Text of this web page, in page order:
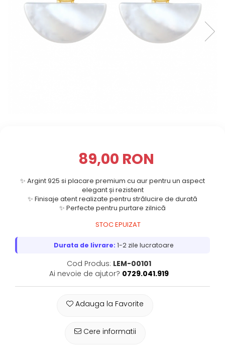
89,00 RON
✨ Argint 925 si placare premium cu aur pentru un aspect
elegant și rezistent
✨ Finisaje atent realizate pentru strălucire de durată
✨ Perfecte pentru purtare zilnică
STOC EPUIZAT
Durata de livrare: 1-2 zile lucratoare
Cod Produs: LEM-00101
Ai nevoie de ajutor? 0729.041.919
Adauga la Favorite
Cere informatii